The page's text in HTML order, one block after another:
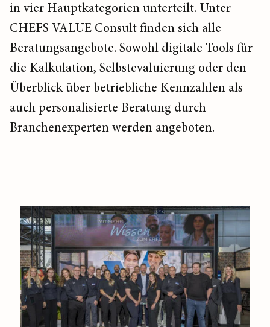
in vier Hauptkategorien unterteilt. Unter
CHEFS VALUE Consult finden sich alle
Beratungsangebote. Sowohl digitale Tools für
die Kalkulation, Selbstevaluierung oder den
Überblick über betriebliche Kennzahlen als
auch personalisierte Beratung durch
Branchenexperten werden angeboten.